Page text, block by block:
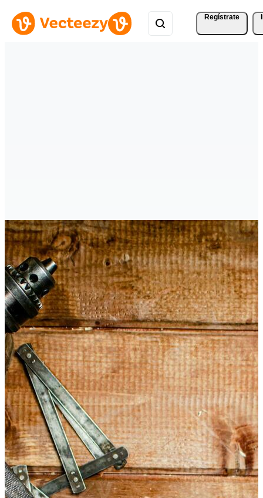
Regístrate